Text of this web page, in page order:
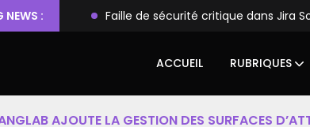
NEWS :root Faille de sécurité critique dans Jira
ACCUEIL RUBRIQUES
AJOUTE LA GESTION DES SURFACES